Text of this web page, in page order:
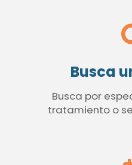
Busca
Busca por
tratamiento o